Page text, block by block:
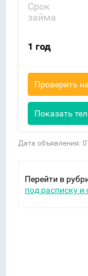
Срок
займа
1 год
Проверить
Показать
Дата объявления:
Перейти в
под расписку и